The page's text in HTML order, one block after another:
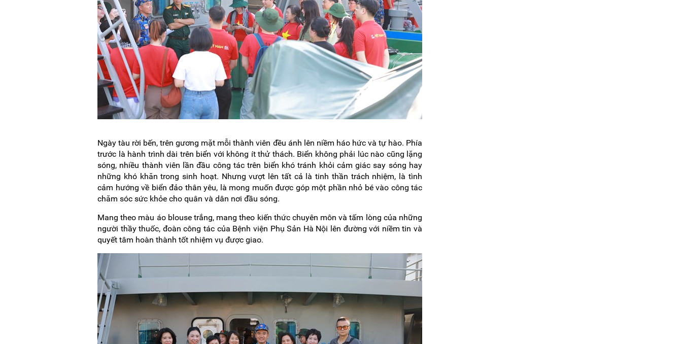
Ngày tàu rời bến, trên gương mặt mỗi thành viên đều ánh lên niềm háo hức và tự hào. Phía
trước là hành trình dài trên biển với không ít thử thách. Biển không phải lúc nào cũng lặng
sóng, nhiều thành viên lần đầu công tác trên biển khó tránh khỏi cảm giác say sóng hay
những khó khăn trong sinh hoạt. Nhưng vượt lên tất cả là tinh thần trách nhiệm, là tình
cảm hướng về biển đảo thân yêu, là mong muốn được góp một phần nhỏ bé vào công tác
chăm sóc sức khỏe cho quân và dân nơi đầu sóng.
Mang theo màu áo blouse trắng, mang theo kiến thức chuyên môn và tấm lòng của những
người thầy thuốc, đoàn công tác của Bệnh viện Phụ Sản Hà Nội lên đường với niềm tin và
quyết tâm hoàn thành tốt nhiệm vụ được giao.